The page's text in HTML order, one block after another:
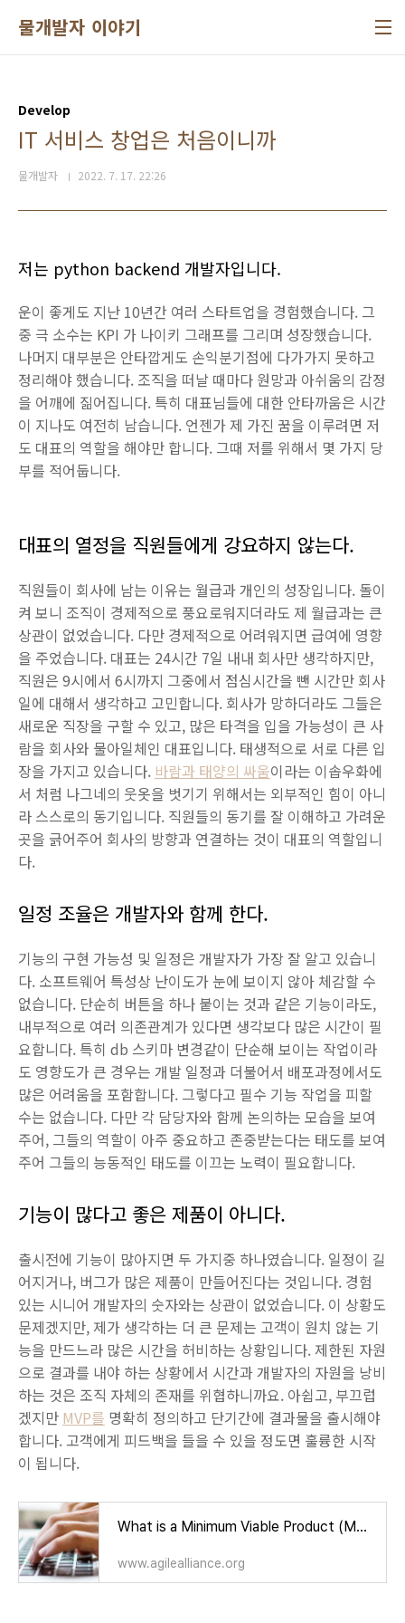
물개발자 이야기
Develop
IT 서비스 창업은 처음이니까
물개발자 2022. 7. 17. 22:26
저는 python backend 개발자입니다.
운이 좋게도 지난 10년간 여러 스타트업을 경험했습니다. 그
중 극 소수는 KPI 가 나이키 그래프를 그리며 성장했습니다.
나머지 대부분은 안타깝게도 손익분기점에 다가가지 못하고
정리해야 했습니다. 조직을 떠날 때마다 원망과 아쉬움의 감정
을 어깨에 짊어집니다. 특히 대표님들에 대한 안타까움은 시간
이 지나도 여전히 남습니다. 언젠가 제 가진 꿈을 이루려면 저
도 대표의 역할을 해야만 합니다. 그때 저를 위해서 몇 가지 당
부를 적어둡니다.
대표의 열정을 직원들에게 강요하지 않는다.
직원들이 회사에 남는 이유는 월급과 개인의 성장입니다. 돌이
켜 보니 조직이 경제적으로 풍요로워지더라도 제 월급과는 큰
상관이 없었습니다. 다만 경제적으로 어려워지면 급여에 영향
을 주었습니다. 대표는 24시간 7일 내내 회사만 생각하지만,
직원은 9시에서 6시까지 그중에서 점심시간을 뺀 시간만 회사
일에 대해서 생각하고 고민합니다. 회사가 망하더라도 그들은
새로운 직장을 구할 수 있고, 많은 타격을 입을 가능성이 큰 사
람을 회사와 물아일체인 대표입니다. 태생적으로 서로 다른 입
장을 가지고 있습니다. 바람과 태양의 싸움이라는 이솝우화에
서 처럼 나그네의 웃옷을 벗기기 위해서는 외부적인 힘이 아니
라 스스로의 동기입니다. 직원들의 동기를 잘 이해하고 가려운
곳을 긁어주어 회사의 방향과 연결하는 것이 대표의 역할입니
다.
일정 조율은 개발자와 함께 한다.
기능의 구현 가능성 및 일정은 개발자가 가장 잘 알고 있습니
다. 소프트웨어 특성상 난이도가 눈에 보이지 않아 체감할 수
없습니다. 단순히 버튼을 하나 붙이는 것과 같은 기능이라도,
내부적으로 여러 의존관계가 있다면 생각보다 많은 시간이 필
요합니다. 특히 db 스키마 변경같이 단순해 보이는 작업이라
도 영향도가 큰 경우는 개발 일정과 더불어서 배포과정에서도
많은 어려움을 포함합니다. 그렇다고 필수 기능 작업을 피할
수는 없습니다. 다만 각 담당자와 함께 논의하는 모습을 보여
주어, 그들의 역할이 아주 중요하고 존중받는다는 태도를 보여
주어 그들의 능동적인 태도를 이끄는 노력이 필요합니다.
기능이 많다고 좋은 제품이 아니다.
출시전에 기능이 많아지면 두 가지중 하나였습니다. 일정이 길
어지거나, 버그가 많은 제품이 만들어진다는 것입니다. 경험
있는 시니어 개발자의 숫자와는 상관이 없었습니다. 이 상황도
문제겠지만, 제가 생각하는 더 큰 문제는 고객이 원치 않는 기
능을 만드느라 많은 시간을 허비하는 상황입니다. 제한된 자원
으로 결과를 내야 하는 상황에서 시간과 개발자의 자원을 낭비
하는 것은 조직 자체의 존재를 위협하니까요. 아쉽고, 부끄럽
겠지만 MVP를 명확히 정의하고 단기간에 결과물을 출시해야
합니다. 고객에게 피드백을 들을 수 있을 정도면 훌륭한 시작
이 됩니다.
What is a Minimum Viable Product (MVP)?
www.agilealliance.org